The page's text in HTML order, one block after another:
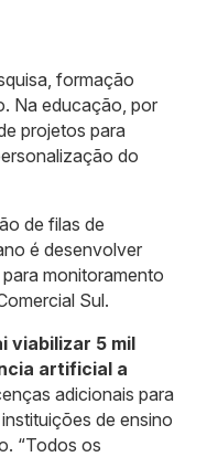
formação
Na educação, por
projetos para
do
de filas de
é desenvolver
monitoramento
Sul.
viabilizar 5 mil
artificial a
adicionais para
de ensino
“Todos os